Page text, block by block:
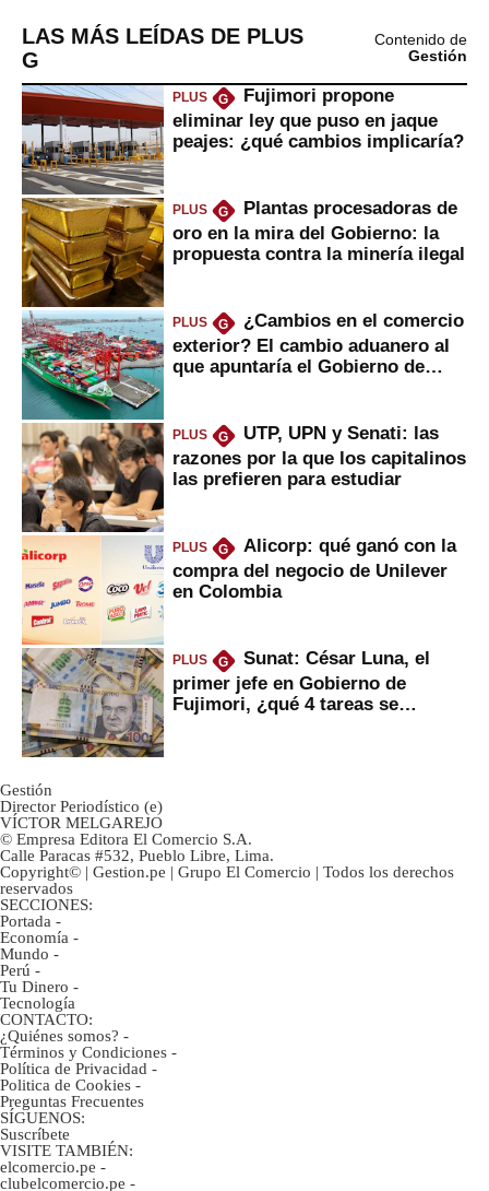
LAS MÁS LEÍDAS DE PLUS
G
Contenido de
Gestión
PLUS G
Fujimori propone
eliminar ley que puso en jaque
peajes: ¿qué cambios implicaría?
PLUS G
Plantas procesadoras de
oro en la mira del Gobierno: la
propuesta contra la minería ilegal
PLUS G
¿Cambios en el comercio
exterior? El cambio aduanero al
que apuntaría el Gobierno de
PLUS G
UTP, UPN y Senati: las
razones por la que los capitalinos
las prefieren para estudiar
PLUS G
Alicorp: qué ganó con la
compra del negocio de Unilever
en Colombia
PLUS G
Sunat: César Luna, el
primer jefe en Gobierno de
Fujimori, ¿qué 4 tareas se
Gestión
Director Periodístico (e)
VÍCTOR MELGAREJO
© Empresa Editora El Comercio S.A.
Calle Paracas #532, Pueblo Libre, Lima.
Copyright© | Gestion.pe | Grupo El Comercio | Todos los derechos
reservados
SECCIONES:
Portada -
Economía -
Mundo -
Perú -
Tu Dinero -
Tecnología
CONTACTO:
¿Quiénes somos? -
Términos y Condiciones -
Política de Privacidad -
Politica de Cookies -
Preguntas Frecuentes
SÍGUENOS:
Suscríbete
VISITE TAMBIÉN:
elcomercio.pe -
clubelcomercio.pe -